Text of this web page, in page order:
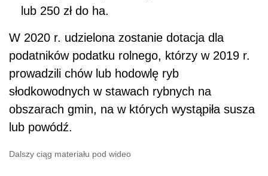
lub 250 zł do ha.
W 2020 r. udzielona zostanie dotacja dla
podatników podatku rolnego, którzy w 2019 r.
prowadzili chów lub hodowlę ryb
słodkowodnych w stawach rybnych na
obszarach gmin, na w których wystąpiła susza
lub powódź.
Dalszy ciąg materiału pod wideo